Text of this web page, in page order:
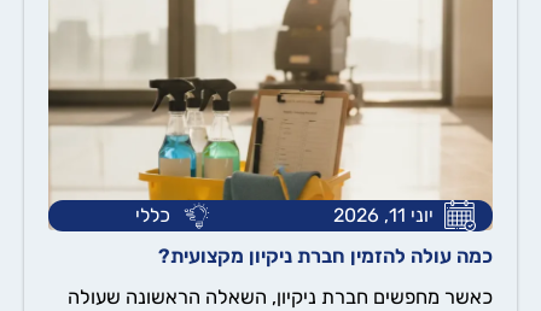
יוני 11, 2026
כללי
כמה עולה להזמין חברת ניקיון מקצועית?
כאשר מחפשים חברת ניקיון, השאלה הראשונה שעולה